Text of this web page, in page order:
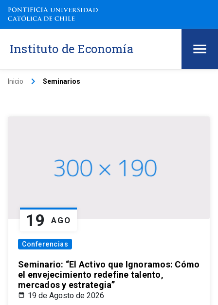
Instituto de Economía
Inicio keyboard_arrow_right Seminarios
19 AGO
Conferencias
Seminario: “El Activo que Ignoramos: Cómo
el envejecimiento redefine talento,
mercados y estrategia”
19 de Agosto de 2026